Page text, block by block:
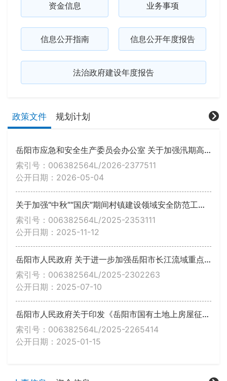
资金信息 业务事项
信息公开指南 信息公开年度报告
法治政府建设年度报告
政策文件 规划计划
岳阳市应急和安全生产委员会办公室 关于加强汛期高速公路沿线安全隐患排查工作的通知
索引号：006382564L/2026-2377511
公开日期：2026-05-04
关于加强“中秋”“国庆”期间村镇建设领域安全防范工作的通知
索引号：006382564L/2025-2353111
公开日期：2025-11-12
岳阳市人民政府 关于进一步加强岳阳市长江流域重点水域禁捕禁钓的通告
索引号：006382564L/2025-2302263
公开日期：2025-07-10
岳阳市人民政府关于印发《岳阳市国有土地上房屋征收与补偿实施办法》的通知
索引号：006382564L/2025-2265414
公开日期：2025-01-15